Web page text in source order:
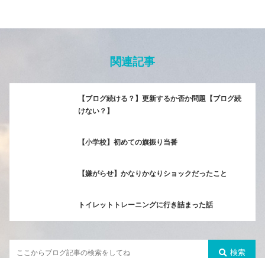
関連記事
【ブログ続ける？】更新するか否か問題【ブログ続
けない？】
【小学校】初めての旗振り当番
【嫌がらせ】かなりかなりショックだったこと
トイレットトレーニングに行き詰まった話
検索